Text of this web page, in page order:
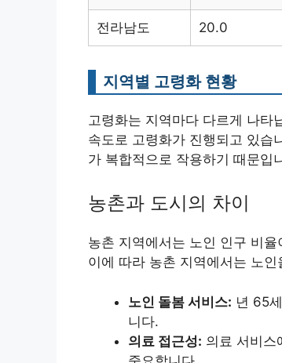
전라남도 20.0
지역별 고령화 현황
고령화는 지역마다 다르게 나타
속도로 고령화가 진행되고 있습
가 복합적으로 작용하기 때문입
농촌과 도시의 차이
농촌 지역에서는 노인 인구 비
이에 따라 농촌 지역에서는 노
노인 돌봄 서비스: 년 65
니다.
의료 접근성: 의료 서비스